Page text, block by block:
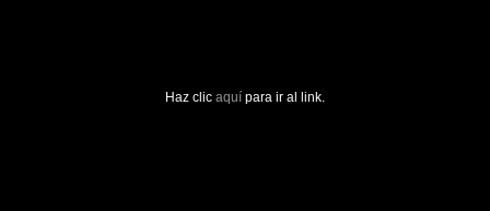
Haz clic aquí para ir al link.